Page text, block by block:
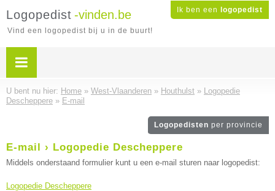
Ik ben een logopedist
Logopedist -vinden.be
Vind een logopedist bij u in de buurt!
U bent nu hier: Home » West-Vlaanderen » Houthulst » Logopedie
Descheppere » E-mail
Logopedisten per provincie
E-mail › Logopedie Descheppere
Middels onderstaand formulier kunt u een e-mail sturen naar logopedist:
Logopedie Descheppere